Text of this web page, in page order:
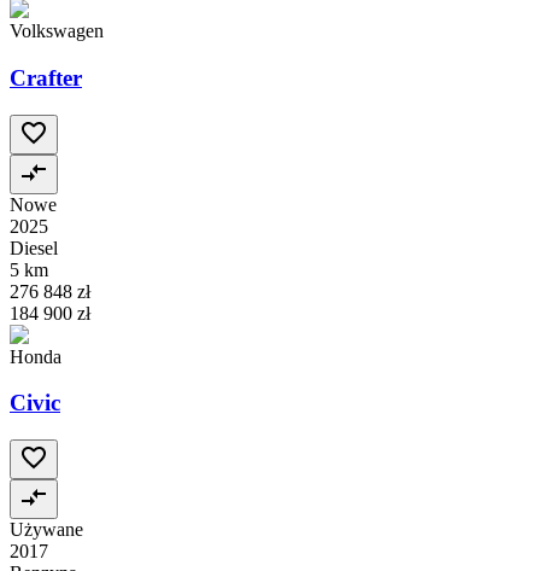
Volkswagen
Crafter
Nowe
2025
Diesel
5 km
276 848 zł
184 900 zł
Honda
Civic
Używane
2017